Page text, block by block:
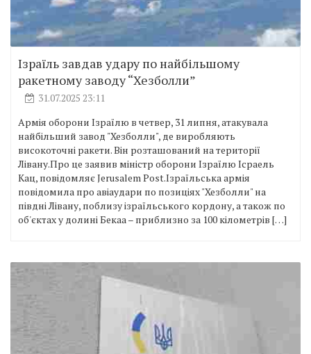
Ізраїль завдав удару по найбільшому
ракетному заводу “Хезболли”
31.07.2025 23:11
Армія оборони Ізраїлю в четвер, 31 липня, атакувала
найбільший завод "Хезболли", де виробляють
високоточні ракети. Він розташований на території
Лівану.Про це заявив міністр оборони Ізраїлю Ісраель
Кац, повідомляє Jerusalem Post.Ізраїльська армія
повідомила про авіаудари по позиціях "Хезболли" на
півдні Лівану, поблизу ізраїльського кордону, а також по
об'єктах у долині Бекаа – приблизно за 100 кілометрів […]